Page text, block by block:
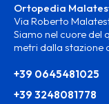
Ortopedia
Via Roberto
Siamo nel cuore
metri dalla stazione
+39 0645481025
+39 3248081778